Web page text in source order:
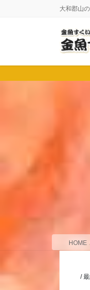
に
移
ョ
ン
大和郡山
HOME
/